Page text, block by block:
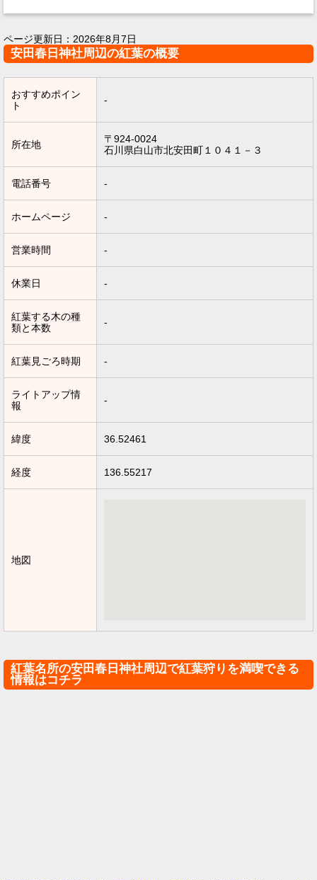
ページ更新日： 2026年8月7日
安田春日神社周辺の紅葉の概要
おすすめポイン
ト
-
所在地
〒924-0024
石川県白山市北安田町１０４１－３
電話番号 -
ホームページ -
営業時間 -
休業日 -
紅葉する木の種
類と本数
-
紅葉見ごろ時期 -
ライトアップ情
報
-
緯度 36.52461
経度 136.55217
地図
紅葉名所の安田春日神社周辺で紅葉狩りを満喫できる
情報はコチラ